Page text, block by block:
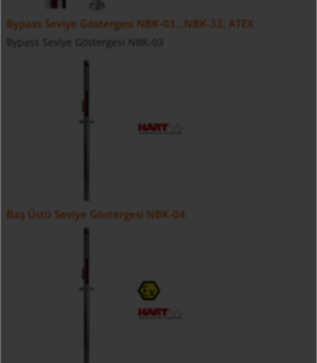
Bypass Seviye Göstergesi NBK-03...NBK-33, ATEX
Bypass Seviye Göstergesi NBK-03
Baş Üstü Seviye Göstergesi NBK-04